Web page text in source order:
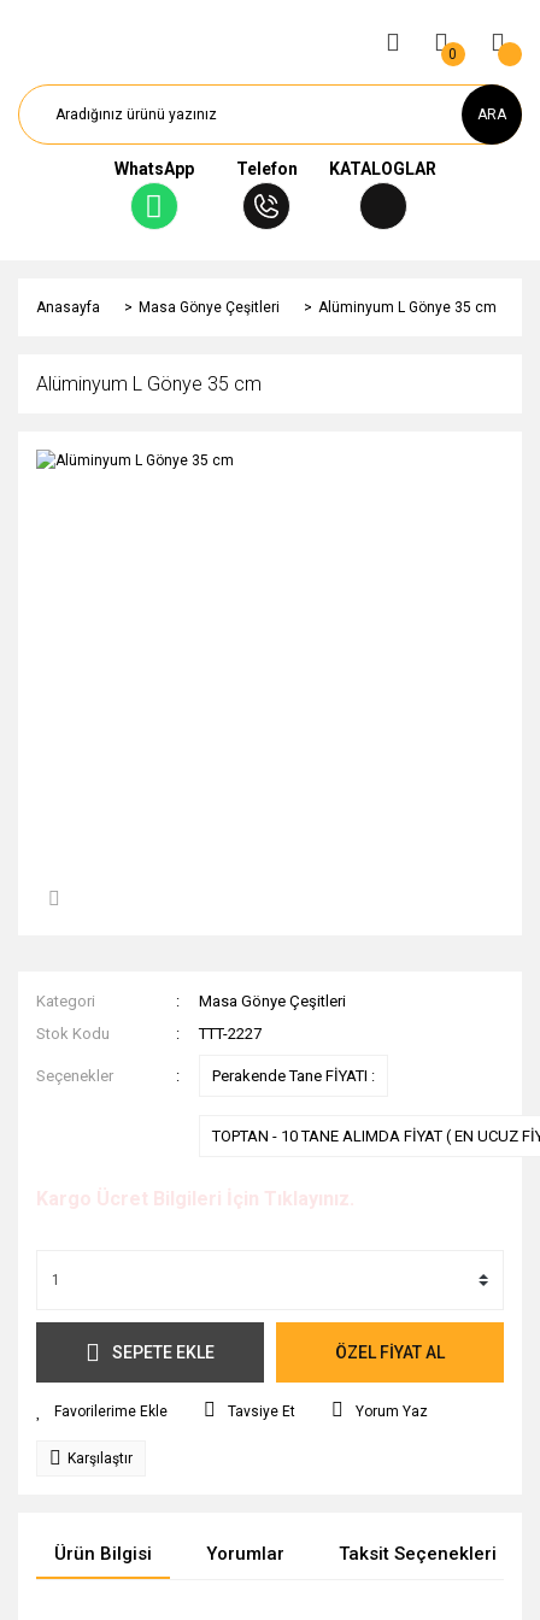
ARA
WhatsApp Telefon KATALOGLAR
0
Anasayfa Masa Gönye Çeşitleri Alüminyum L Gönye 35 cm
Alüminyum L Gönye 35 cm
Kategori
Masa Gönye Çeşitleri
Stok Kodu
TTT-2227
Seçenekler Perakende Tane FİYATI :
TOPTAN - 10 TANE ALIMDA FİYAT ( EN UCUZ
Kargo Ücret Bilgileri İçin Tıklayınız.
SEPETE EKLE ÖZEL FİYAT AL
Tavsiye Et Yorum Yaz
Karşılaştır
Ürün Bilgisi Yorumlar Taksit Seçenekleri